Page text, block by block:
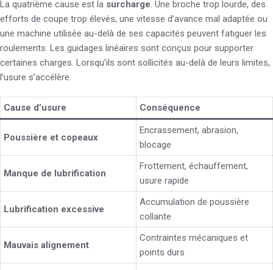
La quatrième cause est la surcharge. Une broche trop lourde, des
efforts de coupe trop élevés, une vitesse d’avance mal adaptée ou
une machine utilisée au-delà de ses capacités peuvent fatiguer les
roulements. Les guidages linéaires sont conçus pour supporter
certaines charges. Lorsqu’ils sont sollicités au-delà de leurs limites,
l’usure s’accélère.
Cause d’usure Conséquence
Poussière et copeaux
Encrassement, abrasion,
blocage
Manque de lubrification
Frottement, échauffement,
usure rapide
Lubrification excessive
Accumulation de poussière
collante
Mauvais alignement
Contraintes mécaniques et
points durs